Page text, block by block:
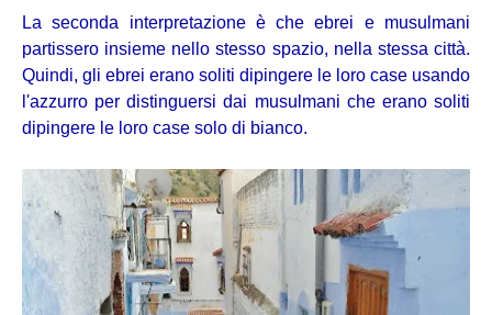
La seconda interpretazione è che ebrei e musulmani
partissero insieme nello stesso spazio, nella stessa città.
Quindi, gli ebrei erano soliti dipingere le loro case usando
l'azzurro per distinguersi dai musulmani che erano soliti
dipingere le loro case solo di bianco.